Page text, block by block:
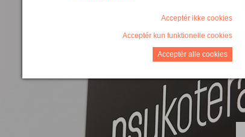
Acceptér ikke cookies
Acceptér kun funktionelle cookies
Acceptér alle cookies